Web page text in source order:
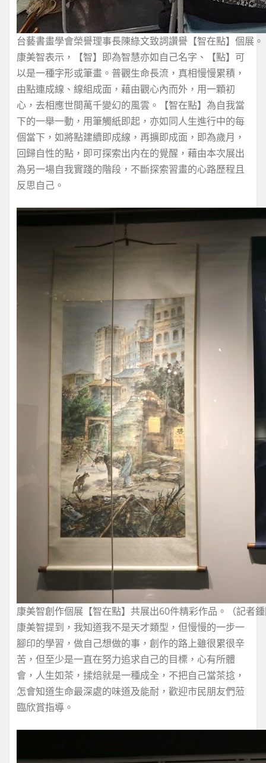
台藝書畫學會榮譽理事長陳綠文致詞讚譽【智在點】個展。
康美智表示，【智】即為智慧亦如自己名字、【點】可
以是一種字形或筆畫。普觀生命長流，真相慢慢累積，
由點連成線、線組成面，藉由觀心內而外，用一顆初
心，去相應世間萬千變幻的風雲。【智在點】為自我當
下的一舉一動，用筆觸紙即起，亦如同人生進行中的每
個當下，如將點建續即成線，再擴即成面，即為歲月，
回歸自性的點，即可探索出内在的覺醒，藉由本次展出
為另一場自我實踐的階段，不斷探索習畫的心路歷程且
反思自己。
康美智創作個展【智在點】共展出60件精彩作品。（記者
康美智提到，我知道我不是天才類型，但慢慢的一步一
腳印的學習，做自己想做的事，創作的路上雖很累很辛
苦，但至少是一直在努力追求自己的目標，心有所體
會，人生如茶，揉焙就是一種成全，不把自己當茶捻，
怎會知道生命最深處的味道及能耐，歡迎市民朋友們蒞
臨欣賞指導。